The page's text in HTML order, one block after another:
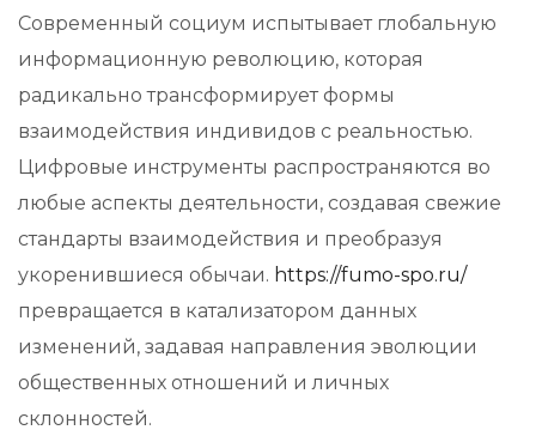
Современный социум испытывает глобальную
информационную революцию, которая
радикально трансформирует формы
взаимодействия индивидов с реальностью.
Цифровые инструменты распространяются во
любые аспекты деятельности, создавая свежие
стандарты взаимодействия и преобразуя
укоренившиеся обычаи. https://fumo-spo.ru/
превращается в катализатором данных
изменений, задавая направления эволюции
общественных отношений и личных
склонностей.